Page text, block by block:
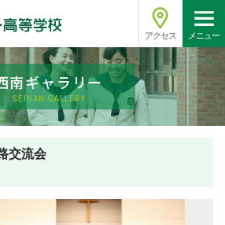
アクセス メニュー
南ギャラリー
SEINAN GALLERY
交流会